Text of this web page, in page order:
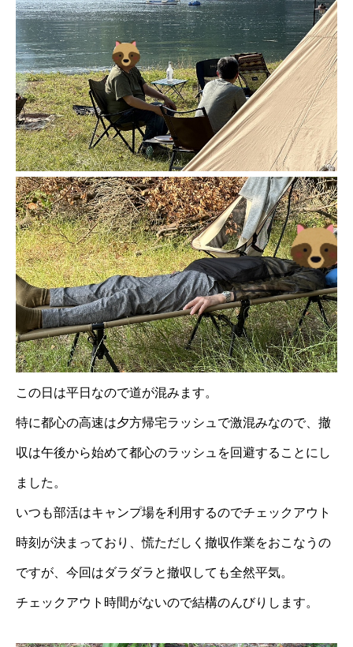
この日は平日なので道が混みます。
特に都心の高速は夕方帰宅ラッシュで激混みなので、撤
収は午後から始めて都心のラッシュを回避することにし
ました。
いつも部活はキャンプ場を利用するのでチェックアウト
時刻が決まっており、慌ただしく撤収作業をおこなうの
ですが、今回はダラダラと撤収しても全然平気。
チェックアウト時間がないので結構のんびりします。